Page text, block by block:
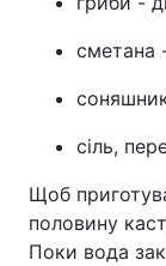
сметана
сіль,
Щоб
половину
Поки вода